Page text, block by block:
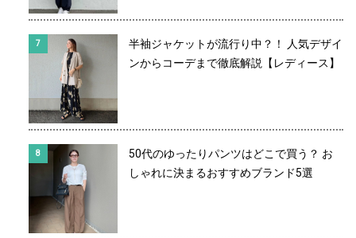
半袖ジャケットが流行り中？！ 人気デザイ
ンからコーデまで徹底解説【レディース】
50代のゆったりパンツはどこで買う？ お
しゃれに決まるおすすめブランド5選